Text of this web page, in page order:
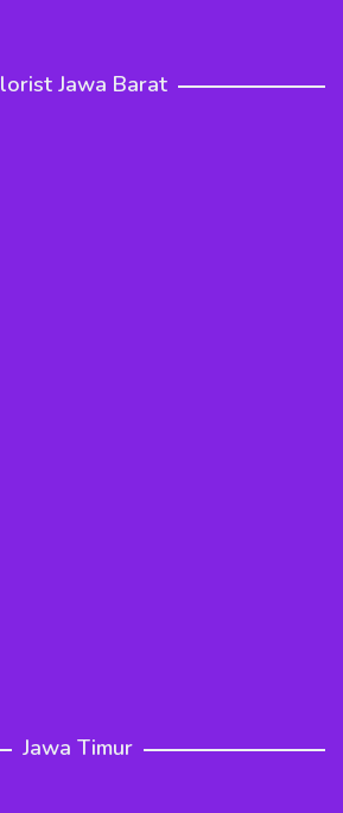
Jawa Barat
Jawa Timur